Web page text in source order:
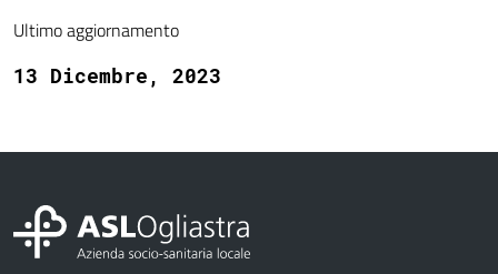
Ultimo aggiornamento
13 Dicembre, 2023